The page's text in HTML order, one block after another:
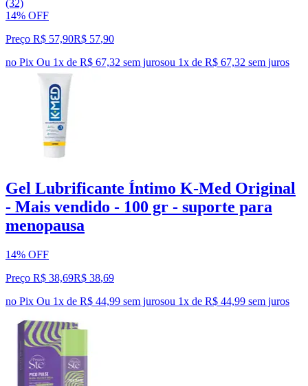
(32)
14% OFF
Preço R$ 57,90R$ 57,90
no Pix Ou 1x de R$ 67,32 sem jurosou 1x de R$ 67,32 sem juros
Gel Lubrificante Íntimo K-Med Original
- Mais vendido - 100 gr - suporte para
menopausa
14% OFF
Preço R$ 38,69R$ 38,69
no Pix Ou 1x de R$ 44,99 sem jurosou 1x de R$ 44,99 sem juros